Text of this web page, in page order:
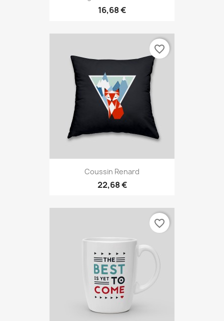
16,68 €
Coussin Renard
22,68 €
favorite_border
favorite_border